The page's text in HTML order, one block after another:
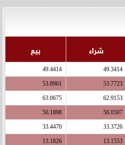
شراء بيع
49.3414
49.4414
53.7723
53.8961
62.9153
63.0675
56.0507
56.1898
33.3726
33.4470
13.1553
13.1826